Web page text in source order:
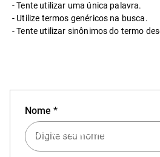
Tente utilizar uma única palavra.
Utilize termos genéricos na busca.
Tente utilizar sinônimos do termo
EXPERIÊNCIA MIZUNO
Nome *